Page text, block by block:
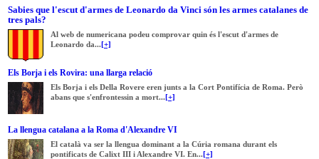
Sabies que l'escut d'armes de Leonardo da Vinci són les armes catalanes de
tres pals?
Al web de numericana podeu comprovar quin és l'escut d'armes de
Leonardo da...[+]
Els Borja i els Rovira: una llarga relació
Els Borja i els Della Rovere eren junts a la Cort Pontifícia de Roma. Però
abans que s'enfrontessin a mort...[+]
La llengua catalana a la Roma d'Alexandre VI
El català va ser la llengua dominant a la Cúria romana durant els
pontificats de Calixt III i Alexandre VI. En...[+]